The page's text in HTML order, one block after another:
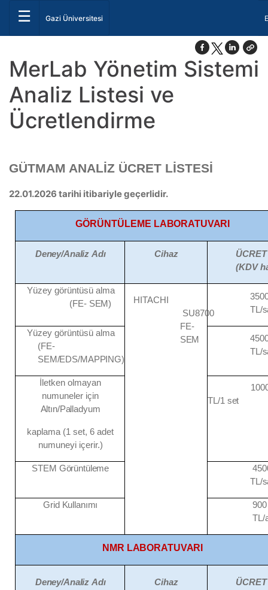
☰ Gazi Üniversitesi
MerLab Yönetim Sistemi
Analiz Listesi ve
Ücretlendirme
GÜTMAM ANALİZ ÜCRET LİSTESİ
22.01.2026 tarihi itibariyle geçerlidir.
GÖRÜNTÜLEME LABORATUVARI
Deney/Analiz Adı Cihaz
ÜCRET
(KDV
Yüzey görüntüsü alma
(FE- SEM)
HITACHI
SU8700
FE-
SEM
TL/
Yüzey görüntüsü alma
(FE-
SEM/EDS/MAPPING)
TL/
İletken olmayan
numuneler için
Altın/Palladyum
kaplama (1 set, 6 adet
numuneyi içerir.)
TL/1 set
STEM Görüntüleme
TL/
Grid Kullanımı
900
TL/
NMR LABORATUVARI
Deney/Analiz Adı Cihaz
ÜCRET